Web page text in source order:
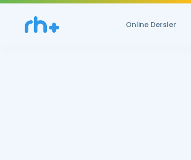
Online Dersler